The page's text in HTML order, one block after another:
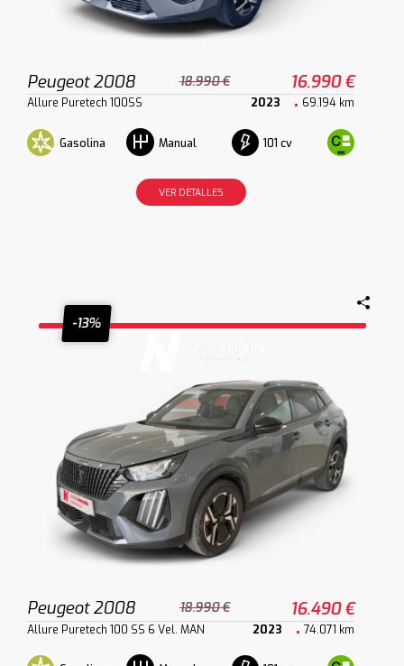
Peugeot 2008 18.990 € 16.990 €
Allure Puretech 100SS 2023 69.194 km
Gasolina Manual 101 cv
VER DETALLES
-13%
Peugeot 2008 18.990 € 16.490 €
Allure Puretech 100 SS 6 Vel. MAN 2023 74.071 km